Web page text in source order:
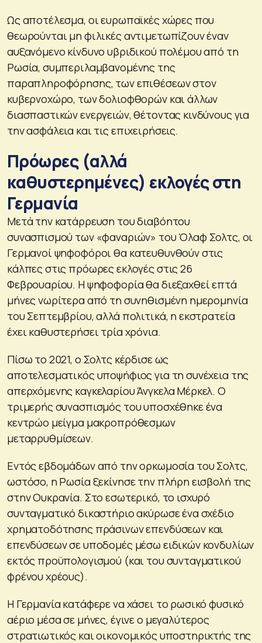
Ως αποτέλεσμα, οι ευρωπαϊκές χώρες που
θεωρούνται μη φιλικές αντιμετωπίζουν έναν
αυξανόμενο κίνδυνο υβριδικού πολέμου από τη
Ρωσία, συμπεριλαμβανομένης της
παραπληροφόρησης, των επιθέσεων στον
κυβερνοχώρο, των δολιοφθορών και άλλων
διασπαστικών ενεργειών, θέτοντας κινδύνους για
την ασφάλεια και τις επιχειρήσεις.
Πρόωρες (αλλά
καθυστερημένες) εκλογές στη
Γερμανία
Μετά την κατάρρευση του διαβόητου
συνασπισμού των «φαναριών» του Όλαφ Σολτς, οι
Γερμανοί ψηφοφόροι θα κατευθυνθούν στις
κάλπες στις πρόωρες εκλογές στις 26
Φεβρουαρίου. Η ψηφοφορία θα διεξαχθεί επτά
μήνες νωρίτερα από τη συνηθισμένη ημερομηνία
του Σεπτεμβρίου, αλλά πολιτικά, η εκστρατεία
έχει καθυστερήσει τρία χρόνια.
Πίσω το 2021, ο Σολτς κέρδισε ως
αποτελεσματικός υποψήφιος για τη συνέχεια της
απερχόμενης καγκελαρίου Άνγκελα Μέρκελ. Ο
τριμερής συνασπισμός του υποσχέθηκε ένα
κεντρώο μείγμα μακροπρόθεσμων
μεταρρυθμίσεων.
Εντός εβδομάδων από την ορκωμοσία του Σολτς,
ωστόσο, η Ρωσία ξεκίνησε την πλήρη εισβολή της
στην Ουκρανία. Στο εσωτερικό, το ισχυρό
συνταγματικό δικαστήριο ακύρωσε ένα σχέδιο
χρηματοδότησης πράσινων επενδύσεων και
επενδύσεων σε υποδομές μέσω ειδικών κονδυλίων
εκτός προϋπολογισμού (και του συνταγματικού
φρένου χρέους).
Η Γερμανία κατάφερε να χάσει το ρωσικό φυσικό
αέριο μέσα σε μήνες, έγινε ο μεγαλύτερος
στρατιωτικός και οικονομικός υποστηρικτής της